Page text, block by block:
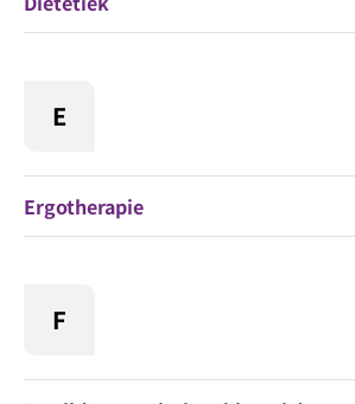
E
Ergotherapie
F